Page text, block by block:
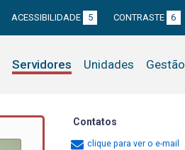
ACESSIBILIDADE 5 CONTRASTE 6
Servidores Unidades Gestão
Contatos
clique para ver o e-mail